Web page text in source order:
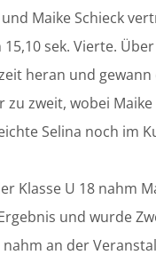
Maike Schieck
sek. Vierte.
heran und gewann
zweit, wobei
Selina noch im
Klasse U 18 nahm
und wurde
an der